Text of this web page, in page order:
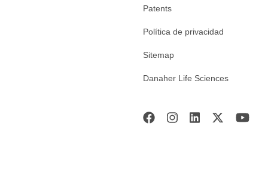
Patents
Política de privacidad
Sitemap
Danaher Life Sciences